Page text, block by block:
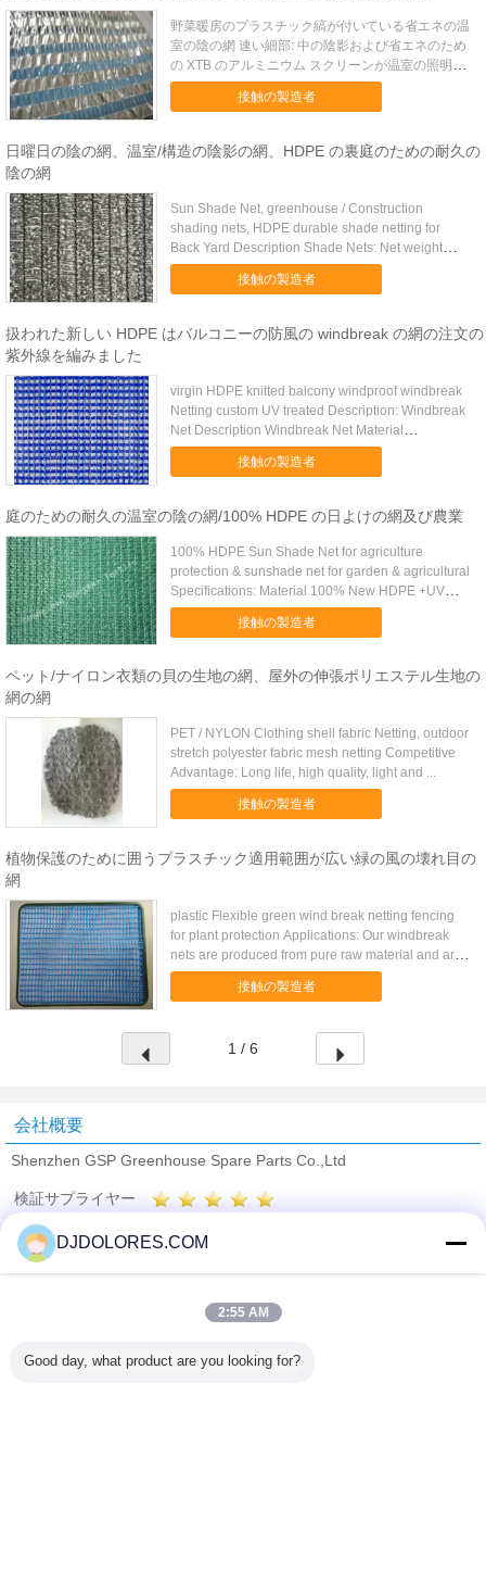
野菜暖房のプラスチック縞が付いている省エネの温
室の陰の網 速い細部: 中の陰影および省エネのため
の XTB のアルミニウム スクリーンが温室の照明を
制御するのに使用され温室の暖房費用を救います。
記述: 中の陰影および省エネのための XTB のアルミ
ミニ...
接触の製造者
日曜日の陰の網、温室/構造の陰影の網、HDPE の裏庭のための耐久の
陰の網
Sun Shade Net, greenhouse / Construction
shading nets, HDPE durable shade netting for
Back Yard Description Shade Nets: Net weight
30g/m2--350g/m2 Net ...
接触の製造者
扱われた新しい HDPE はバルコニーの防風の windbreak の網の注文の
紫外線を編みました
virgin HDPE knitted balcony windproof windbreak
Netting custom UV treated Description: Windbreak
Net Description Windbreak Net Material
100%virgin ...
接触の製造者
庭のための耐久の温室の陰の網/100% HDPE の日よけの網及び農業
100% HDPE Sun Shade Net for agriculture
protection & sunshade net for garden & agricultural
Specifications: Material 100% New HDPE +UV
stabilized ...
接触の製造者
ペット/ナイロン衣類の貝の生地の網、屋外の伸張ポリエステル生地の
網の網
PET / NYLON Clothing shell fabric Netting, outdoor
stretch polyester fabric mesh netting Competitive
Advantage: Long life, high quality, light and ...
接触の製造者
植物保護のために囲うプラスチック適用範囲が広い緑の風の壊れ目の
網
plastic Flexible green wind break netting fencing
for plant protection Applications: Our windbreak
nets are produced from pure raw material and are
...
接触の製造者
1 / 6
会社概要
Shenzhen GSP Greenhouse Spare Parts Co.,Ltd
検証サプライヤー
Trust Seal
すべての製品
DJDOLORES.COM
2:55 AM
Good day, what product are you looking for?